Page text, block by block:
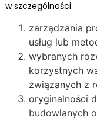
w szczególności:
zarządzania
usług lub
wybranych
korzystnych
związanych z
oryginalności
budowlanych